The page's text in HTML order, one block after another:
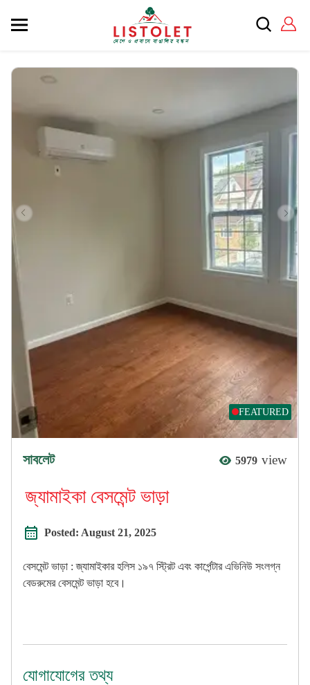
FEATURED
সাবলেট 5979 view
জ্যামাইকা বেসমেন্ট ভাড়া
Posted: August 21, 2025
বেসমেন্ট ভাড়া : জ্যামাইকার হলিস ১৯৭ স্ট্রিট এবং কার্পেন্টার এভিনিউ সংলগ্ন
বেডরুমের বেসমেন্ট ভাড়া হবে।
যোগাযোগের তথ্য